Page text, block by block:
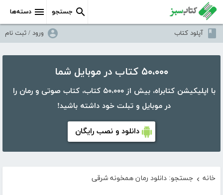
دسته‌ها جستجو
آپلود کتاب ورود / ثبت نام
۵۰،۰۰۰ کتاب در موبایل شما
با اپلیکیشن کتابراه، بیش از ۵۰،۰۰۰ کتاب، کتاب صوتی و رمان را
در موبایل و تبلت خود داشته باشید!
دانلود و نصب رایگان
خانه › جستجو: دانلود رمان همخونه شرقی